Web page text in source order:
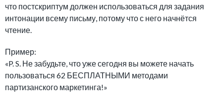
что постскриптум должен использоваться для задания
интонации всему письму, потому что с него начнётся
чтение.
Пример:
«P. S. Не забудьте, что уже сегодня вы можете начать
пользоваться 62 БЕСПЛАТНЫМИ методами
партизанского маркетинга!»